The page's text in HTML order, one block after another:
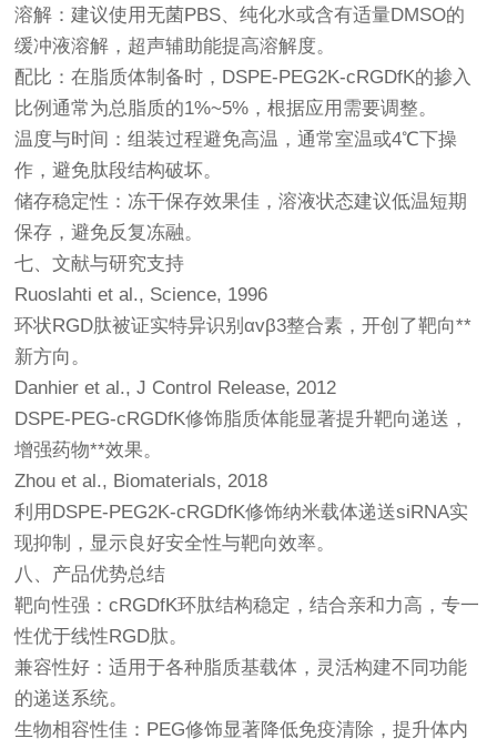
溶解：建议使用无菌PBS、纯化水或含有适量DMSO的
缓冲液溶解，超声辅助能提高溶解度。
配比：在脂质体制备时，DSPE-PEG2K-cRGDfK的掺入
比例通常为总脂质的1%~5%，根据应用需要调整。
温度与时间：组装过程避免高温，通常室温或4℃下操
作，避免肽段结构破坏。
储存稳定性：冻干保存效果佳，溶液状态建议低温短期
保存，避免反复冻融。
七、文献与研究支持
Ruoslahti et al., Science, 1996
环状RGD肽被证实特异识别αvβ3整合素，开创了靶向**
新方向。
Danhier et al., J Control Release, 2012
DSPE-PEG-cRGDfK修饰脂质体能显著提升靶向递送，
增强药物**效果。
Zhou et al., Biomaterials, 2018
利用DSPE-PEG2K-cRGDfK修饰纳米载体递送siRNA实
现抑制，显示良好安全性与靶向效率。
八、产品优势总结
靶向性强：cRGDfK环肽结构稳定，结合亲和力高，专一
性优于线性RGD肽。
兼容性好：适用于各种脂质基载体，灵活构建不同功能
的递送系统。
生物相容性佳：PEG修饰显著降低免疫清除，提升体内